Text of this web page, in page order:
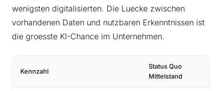
wenigsten digitalisierten. Die Luecke zwischen
vorhandenen Daten und nutzbaren Erkenntnissen ist
die groesste KI-Chance im Unternehmen.
Kennzahl
Status Quo
Mittelstand